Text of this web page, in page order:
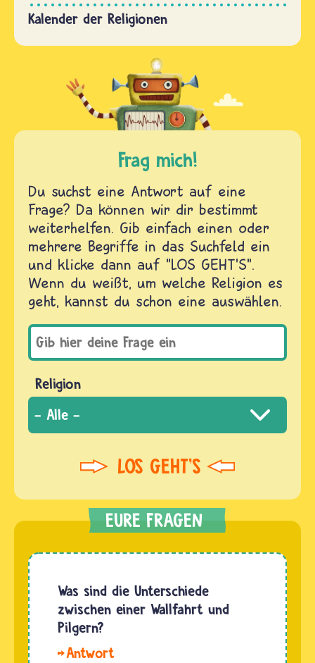
Kalender der Religionen
Frag mich!
Du suchst eine Antwort auf eine
Frage? Da können wir dir bestimmt
weiterhelfen. Gib einfach einen oder
mehrere Begriffe in das Suchfeld ein
und klicke dann auf "LOS GEHT'S".
Wenn du weißt, um welche Religion es
geht, kannst du schon eine auswählen.
Religion
Was sind die Unterschiede
zwischen einer Wallfahrt und
Pilgern?